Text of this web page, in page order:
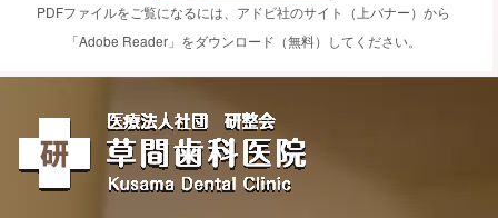
PDFファイルをご覧になるには、アドビ社のサイト（上バナー）から
「Adobe Reader」をダウンロード（無料）してください。